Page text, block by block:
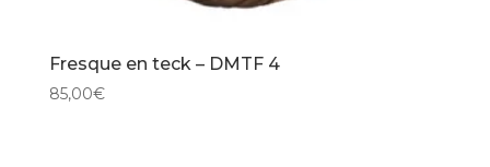
Fresque en teck – DMTF 4
85,00€